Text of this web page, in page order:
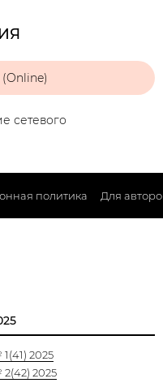
(Online)
сетевого
политика Для
2025
2025